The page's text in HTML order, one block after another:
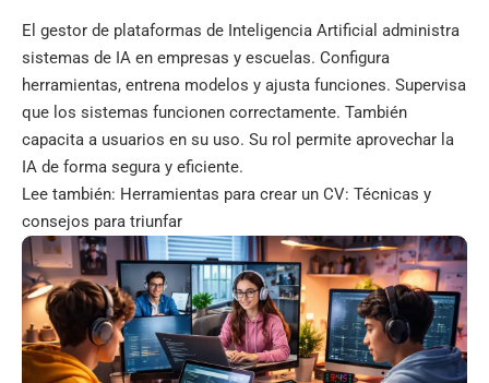
El gestor de plataformas de Inteligencia Artificial administra
sistemas de IA en empresas y escuelas. Configura
herramientas, entrena modelos y ajusta funciones. Supervisa
que los sistemas funcionen correctamente. También
capacita a usuarios en su uso. Su rol permite aprovechar la
IA de forma segura y eficiente.
Lee también: Herramientas para crear un CV: Técnicas y
consejos para triunfar